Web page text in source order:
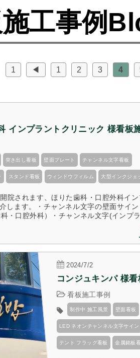
工事例
1 ◀ 1 2 3 4
インプラントクリニック 様看板
突き出し看板 壁面プレート チャンネル文字看板
スタンド看板 ウィンドウフィルム 大型インクジェ
院されます、ほりた歯科・口腔外科イ
します。・チャンネル文字の壁面サイ
・口腔外科）・チャンネル文字(インプ
2024/7/2
コンジュキンパ 様
看板施工事例
制作中 施工風景 壁面看板
LED ネオンチャンネル文字サイン
テント フラッグ看板 金属銘板
のじりホ
2017/7/2